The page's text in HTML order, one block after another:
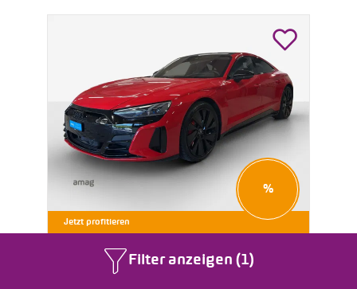
Filter anzeigen (1)
Jetzt profitieren
%
AUDI RS e-tron GT